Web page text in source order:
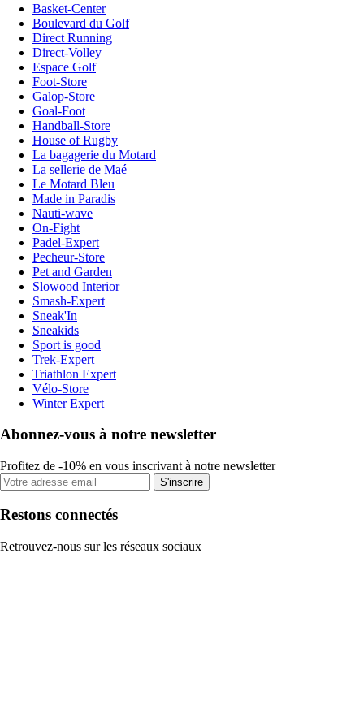
Basket-Center
Boulevard du Golf
Direct Running
Direct-Volley
Espace Golf
Foot-Store
Galop-Store
Goal-Foot
Handball-Store
House of Rugby
La bagagerie du Motard
La sellerie de Maé
Le Motard Bleu
Made in Paradis
Nauti-wave
On-Fight
Padel-Expert
Pecheur-Store
Pet and Garden
Slowood Interior
Smash-Expert
Sneak'In
Sneakids
Sport is good
Trek-Expert
Triathlon Expert
Vélo-Store
Winter Expert
Abonnez-vous à notre newsletter
Profitez de -10% en vous inscrivant à notre newsletter
S'inscrire
Restons connectés
Retrouvez-nous sur les réseaux sociaux